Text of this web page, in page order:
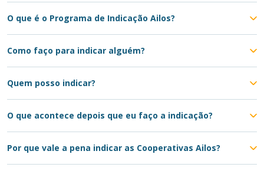
O que é o Programa de Indicação Ailos?
Como faço para indicar alguém?
Quem posso indicar?
O que acontece depois que eu faço a indicação?
Por que vale a pena indicar as Cooperativas Ailos?